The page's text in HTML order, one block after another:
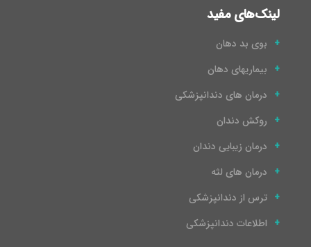
لینک‌های مفید
بوی بد دهان
بیماریهای دهان
درمان های دندانپزشکی
روکش دندان
درمان زیبایی دندان
درمان های لثه
ترس از دندانپزشکی
اطلاعات دندانپزشکی